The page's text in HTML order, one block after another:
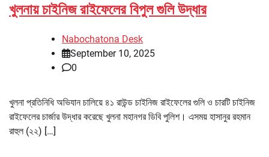
খুলনায় চাইনিজ রাইফেলের বিপুল গুলি উদ্ধার
Nabochatona Desk
September 10, 2025
0
খুলনা প্রতিনিধি অভিযান চালিয়ে ৪১ রাউন্ড চাইনিজ রাইফেলের গুলি ও চারটি চাইনিজ
রাইফেলের চার্জার উদ্ধার করেছে খুলনা মহানগর ডিবি পুলিশ। এসময় হাসানুর রহমান
রাহুল (২২) […]